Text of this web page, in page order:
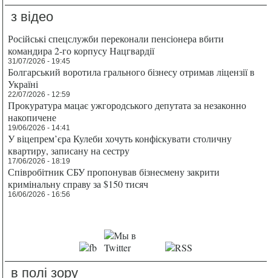
з відео
Російські спецслужби переконали пенсіонера вбити
командира 2-го корпусу Нацгвардії
31/07/2026 - 19:45
Болгарський воротила грального бізнесу отримав ліцензії в
Україні
22/07/2026 - 12:59
Прокуратура мацає ужгородського депутата за незаконно
накопичене
19/06/2026 - 14:41
У віцепрем’єра Кулеби хочуть конфіскувати столичну
квартиру, записану на сестру
17/06/2026 - 18:19
Співробітник СБУ пропонував бізнесмену закрити
кримінальну справу за $150 тисяч
16/06/2026 - 16:56
в полі зору